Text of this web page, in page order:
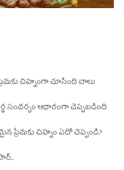
చిహ్నంగా చూసింది చాలు
సందర్భం ఆధారంగా చెప్పబడింది
ప్రేమకు చిహ్నం ఏదో చెప్పండి?